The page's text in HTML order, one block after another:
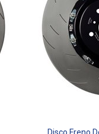
Añadir Al